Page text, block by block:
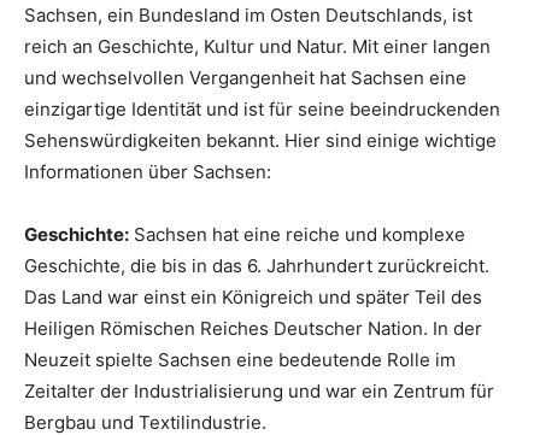
Sachsen, ein Bundesland im Osten Deutschlands, ist
reich an Geschichte, Kultur und Natur. Mit einer langen
und wechselvollen Vergangenheit hat Sachsen eine
einzigartige Identität und ist für seine beeindruckenden
Sehenswürdigkeiten bekannt. Hier sind einige wichtige
Informationen über Sachsen:
Geschichte: Sachsen hat eine reiche und komplexe
Geschichte, die bis in das 6. Jahrhundert zurückreicht.
Das Land war einst ein Königreich und später Teil des
Heiligen Römischen Reiches Deutscher Nation. In der
Neuzeit spielte Sachsen eine bedeutende Rolle im
Zeitalter der Industrialisierung und war ein Zentrum für
Bergbau und Textilindustrie.